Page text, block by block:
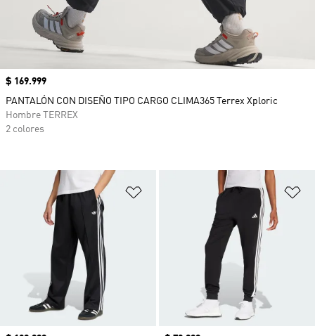
Añadir a la lista de deseos
Precio
$ 169.999
PANTALÓN CON DISEÑO TIPO CARGO CLIMA365 Terrex Xploric
Hombre TERREX
2 colores